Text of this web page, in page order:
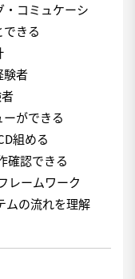
・コミュケーシ
できる
験者
ーができる
組める
確認できる
レームワーク
ムの流れを理解